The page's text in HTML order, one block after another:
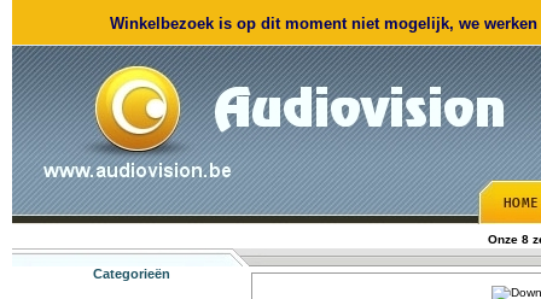
Winkelbezoek is op dit moment niet mogelijk, we
Onze 8
Categorieën